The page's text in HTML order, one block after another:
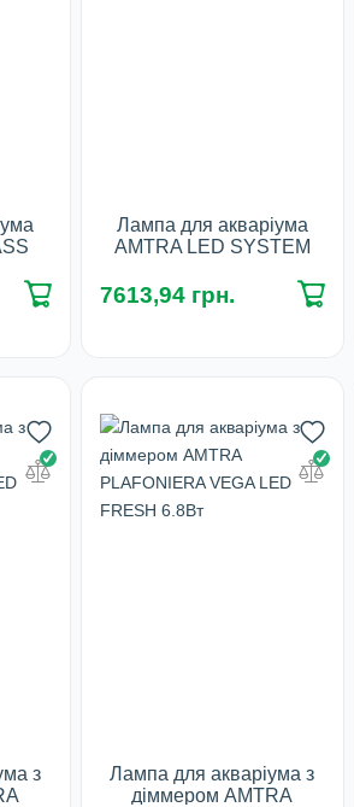
Лампа для акваріума
AMTRA LED SYSTEM
У наявності
7613,94 грн.
з
Лампа для акваріума з
діммером AMTRA